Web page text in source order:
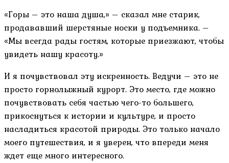
«Горы – это наша душа,» – сказал мне старик,
продававший шерстяные носки у подъемника. –
«Мы всегда рады гостям, которые приезжают, чтобы
увидеть нашу красоту.»
И я почувствовал эту искренность. Ведучи – это не
просто горнолыжный курорт. Это место, где можно
почувствовать себя частью чего-то большего,
прикоснуться к истории и культуре, и просто
насладиться красотой природы. Это только начало
моего путешествия, и я уверен, что впереди меня
ждет еще много интересного.